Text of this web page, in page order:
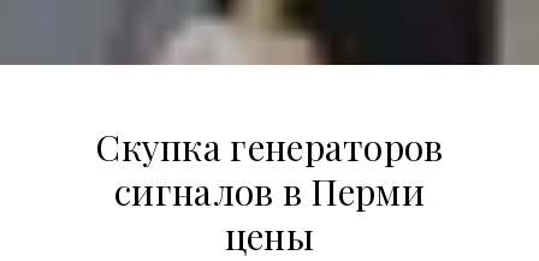
Скупка генераторов
сигналов в Перми
цены